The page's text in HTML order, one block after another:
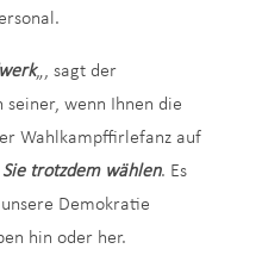
„, sagt der
seiner, wenn Ihnen die
Wahlkampffirlefanz auf
trotzdem wählen. Es
Demokratie
hin oder her.